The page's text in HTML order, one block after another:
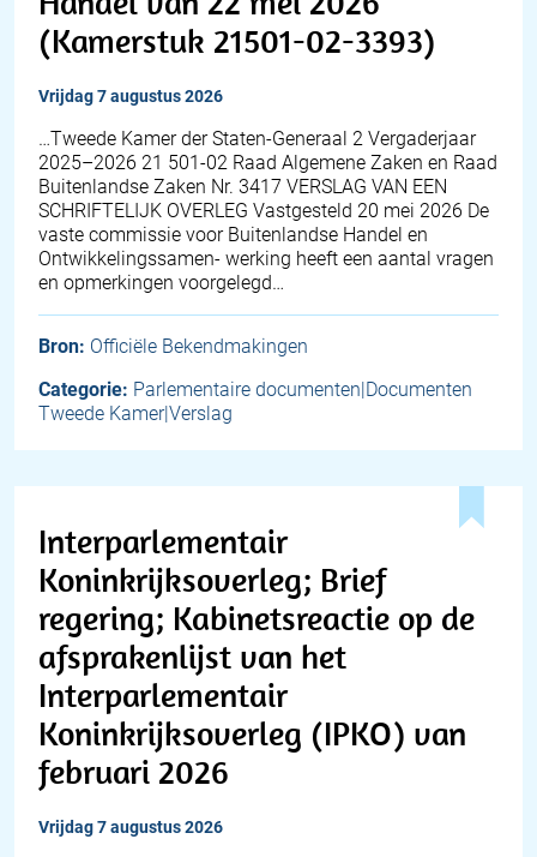
(Kamerstuk 21501-02-3393)
vrijdag 7 augustus 2026
…Tweede Kamer der Staten-Generaal 2 Vergaderjaar
2025–2026 21 501-02 Raad Algemene Zaken en Raad
Buitenlandse Zaken Nr. 3417 VERSLAG VAN EEN
SCHRIFTELIJK OVERLEG Vastgesteld 20 mei 2026 De
vaste commissie voor Buitenlandse Handel en
Ontwikkelingssamen- werking heeft een aantal vragen
en opmerkingen voorgelegd…
Bron: Officiële Bekendmakingen
Categorie: Parlementaire documenten|Documenten
Tweede Kamer|Verslag
Interparlementair
Koninkrijksoverleg; Brief
regering; Kabinetsreactie op de
afsprakenlijst van het
Interparlementair
Koninkrijksoverleg (IPKO) van
februari 2026
vrijdag 7 augustus 2026